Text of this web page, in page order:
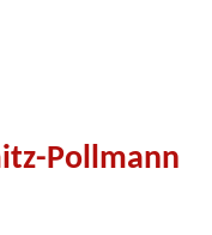
Pollmann